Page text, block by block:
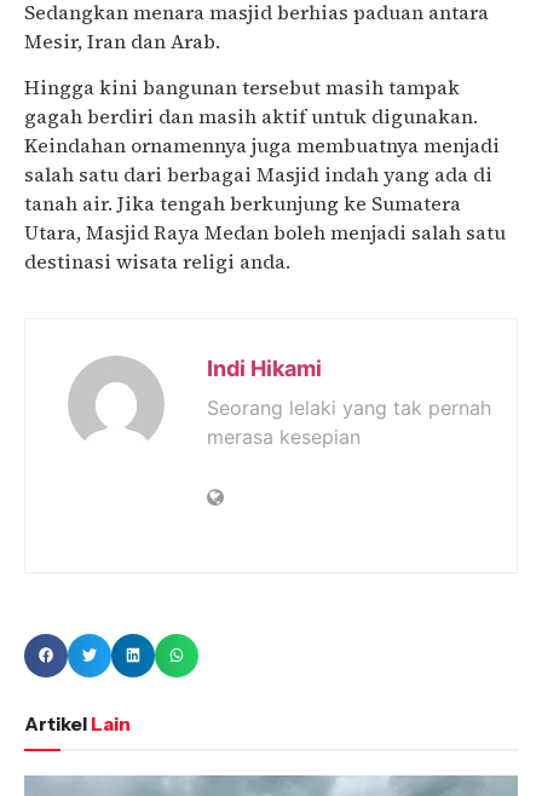
Sedangkan menara masjid berhias paduan antara
Mesir, Iran dan Arab.
Hingga kini bangunan tersebut masih tampak
gagah berdiri dan masih aktif untuk digunakan.
Keindahan ornamennya juga membuatnya menjadi
salah satu dari berbagai Masjid indah yang ada di
tanah air. Jika tengah berkunjung ke Sumatera
Utara, Masjid Raya Medan boleh menjadi salah satu
destinasi wisata religi anda.
Indi Hikami
Seorang lelaki yang tak pernah
merasa kesepian
Artikel Lain